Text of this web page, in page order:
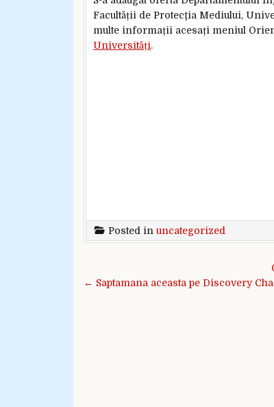
Facultății de Protecţia Mediului,
multe informații acesați meniul
Universități.
Posted in uncategorized
← Saptamana aceasta pe Discovery